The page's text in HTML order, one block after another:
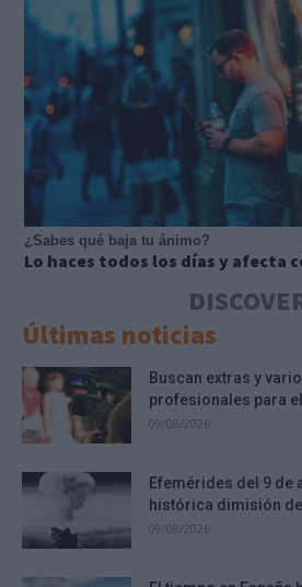
¿Sabes qué baja tu ánimo?
Lo haces todos los días y afecta
Últimas noticias
Buscan extras y
profesionales para
09/08/2026
Efemérides del 9 de
histórica dimisión
09/08/2026